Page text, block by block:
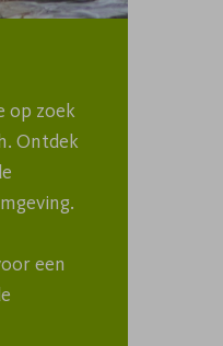
op zoek
Ontdek
een